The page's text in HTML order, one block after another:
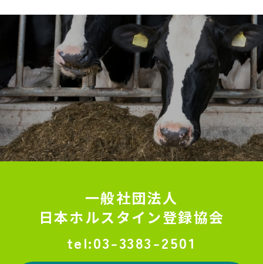
一般社団法人
日本ホルスタイン登録協会
03-3383-2501